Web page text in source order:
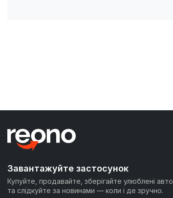
Завантажуйте застосунок
Купуйте, продавайте, зберігайте улюблені авто
та слідкуйте за новинами — коли і де зручно.